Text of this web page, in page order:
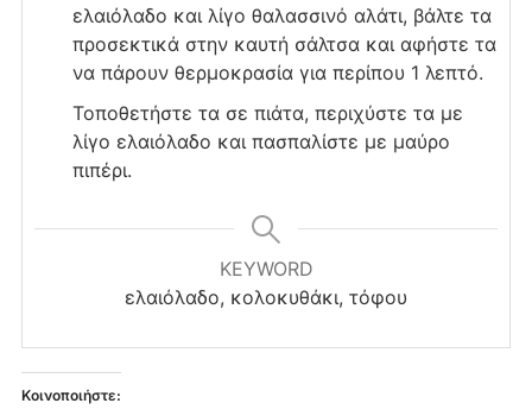
ελαιόλαδο και λίγο θαλασσινό αλάτι, βάλτε τα
προσεκτικά στην καυτή σάλτσα και αφήστε τα
να πάρουν θερμοκρασία για περίπου 1 λεπτό.
Τοποθετήστε τα σε πιάτα, περιχύστε τα με
λίγο ελαιόλαδο και πασπαλίστε με μαύρο
πιπέρι.
KEYWORD
ελαιόλαδο, κολοκυθάκι, τόφου
Κοινοποιήστε: